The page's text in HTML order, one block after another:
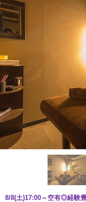
8/8(土)17:00～空有◎経験